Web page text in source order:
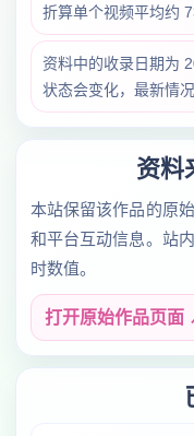
折算单个视频平均约
资料中的收录日期为
状态会变化，最新情
资料
本站保留该作品的原
和平台互动信息。站
时数值。
打开原始作品页面